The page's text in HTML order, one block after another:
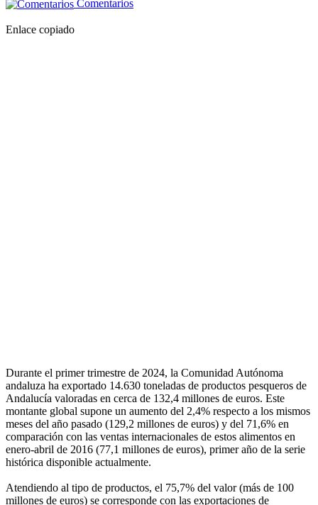
Comentarios
Enlace copiado
Durante el primer trimestre de 2024, la Comunidad Autónoma
andaluza ha exportado 14.630 toneladas de productos pesqueros de
Andalucía valoradas en cerca de 132,4 millones de euros. Este
montante global supone un aumento del 2,4% respecto a los mismos
meses del año pasado (129,2 millones de euros) y del 71,6% en
comparación con las ventas internacionales de estos alimentos en
enero-abril de 2016 (77,1 millones de euros), primer año de la serie
histórica disponible actualmente.
Atendiendo al tipo de productos, el 75,7% del valor (más de 100
millones de euros) se corresponde con las exportaciones de